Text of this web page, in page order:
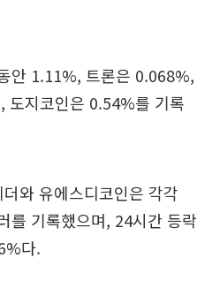
안 1.11%, 트론은 0.068%,
도지코인은 0.54%를 기록
와 유에스디코인은 각각
를 기록했으며, 24시간 등락
다.